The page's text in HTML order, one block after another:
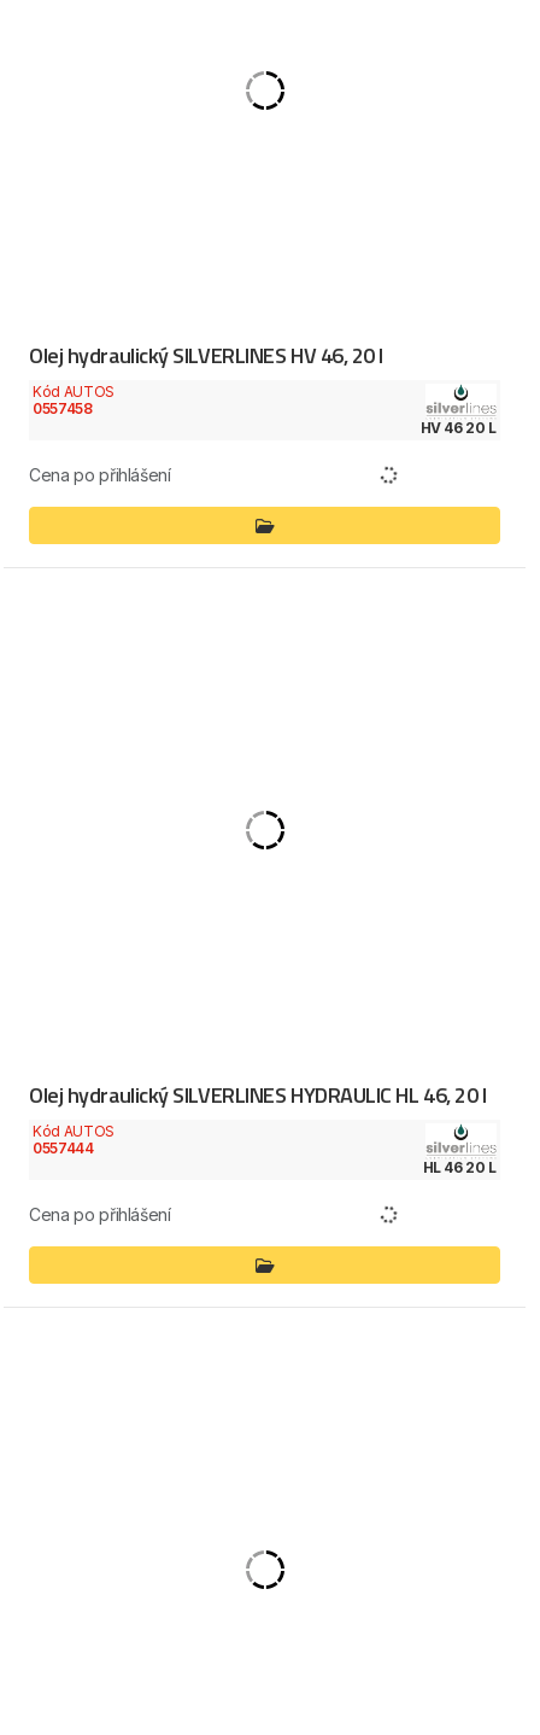
Olej hydraulický SILVERLINES HV 46, 20 l
Kód AUTOS
0557458
HV 46 20 L
Cena po přihlášení
Olej hydraulický SILVERLINES HYDRAULIC HL 46, 20 l
Kód AUTOS
0557444
HL 46 20 L
Cena po přihlášení